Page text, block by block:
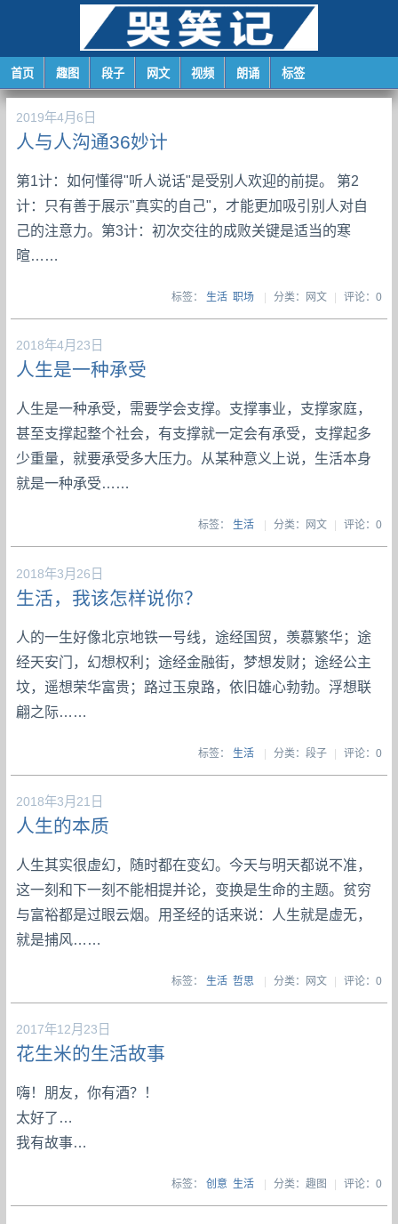
首页 趣图 段子 网文 视频 朗诵 标签
2019年4月6日
人与人沟通36妙计
第1计：如何懂得"听人说话"是受别人欢迎的前提。 第2
计：只有善于展示"真实的自己"，才能更加吸引别人对自
己的注意力。第3计：初次交往的成败关键是适当的寒
暄……
标签： 生活 职场 | 分类：网文| 评论：0
2018年4月23日
人生是一种承受
人生是一种承受，需要学会支撑。支撑事业，支撑家庭，
甚至支撑起整个社会，有支撑就一定会有承受，支撑起多
少重量，就要承受多大压力。从某种意义上说，生活本身
就是一种承受……
标签： 生活 分类：网文| 评论：0
2018年3月26日
生活，我该怎样说你？
人的一生好像北京地铁一号线，途经国贸，羡慕繁华；途
经天安门，幻想权利；途经金融街，梦想发财；途经公主
坟，遥想荣华富贵；路过玉泉路，依旧雄心勃勃。浮想联
翩之际……
标签： 生活 | 分类：段子| 评论：0
2018年3月21日
人生的本质
人生其实很虚幻，随时都在变幻。今天与明天都说不准，
这一刻和下一刻不能相提并论，变换是生命的主题。贫穷
与富裕都是过眼云烟。用圣经的话来说：人生就是虚无，
就是捕风……
标签： 生活 哲思 | 分类：网文| 评论：0
2017年12月23日
花生米的生活故事
嗨！朋友，你有酒？！
太好了…
我有故事…
标签： 创意 生活 分类：趣图 评论：0